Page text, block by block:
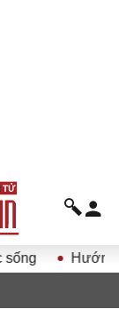
Hướng tới Đại